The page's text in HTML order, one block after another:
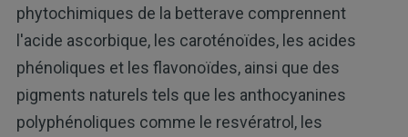
phytochimiques de la betterave comprennent
l'acide ascorbique, les caroténoïdes, les acides
phénoliques et les flavonoïdes, ainsi que des
pigments naturels tels que les anthocyanines
polyphénoliques comme le resvératrol, les